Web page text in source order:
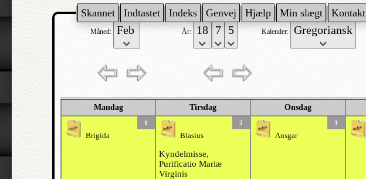
Skannet Indtastet Indeks Genvej Hjælp Min slægt Kontakt
Måned: År: Kalender:
Mandag Tirsdag Onsdag
1
Brigida
2
Blasius
Kyndelmisse,
Purificatio Mariæ
Virginis
3
Ansgar